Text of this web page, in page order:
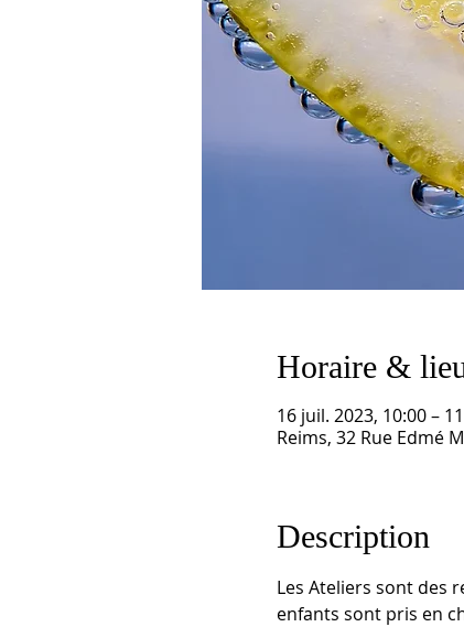
Horaire &
16 juil. 2023, 10:00 –
Reims, 32 Rue Edmé
Description
Les Ateliers sont des
enfants sont pris en